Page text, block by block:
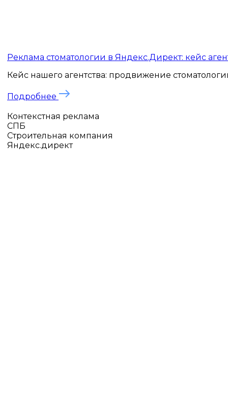
Реклама стоматологии в Яндекс.Директ: кейс
Кейс нашего агентства: продвижение
Подробнее
Контекстная реклама
СПБ
Строительная компания
Яндекс.директ